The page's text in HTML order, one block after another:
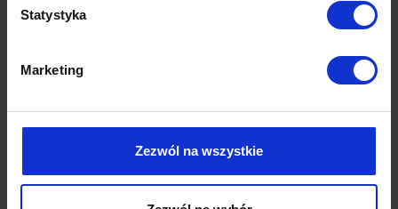
Statystyka
Marketing
Zezwól na wszystkie
Umywalki bez baterii
(12)
Baterie elektroniczne
(19)